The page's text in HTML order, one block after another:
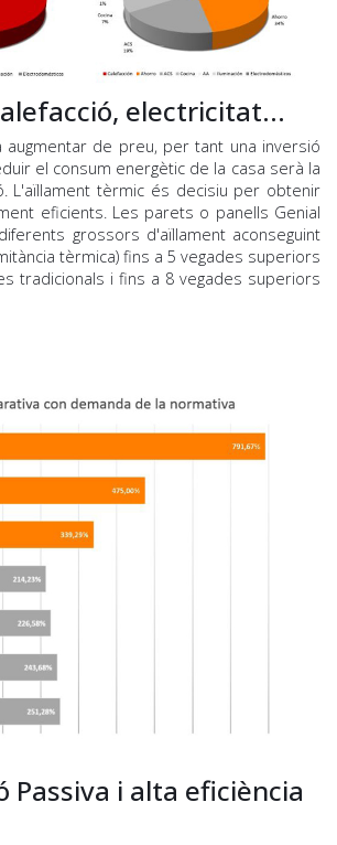
electricitat...
augmentar de preu, per tant una inversió
el consum energètic de la casa serà la
L'aïllament tèrmic és decisiu per obtenir
eficients. Les parets o panells Genial
grossors d'aïllament aconseguint
tèrmica) fins a 5 vegades superiors
tradicionals i fins a 8 vegades superiors
Passiva i alta eficiència